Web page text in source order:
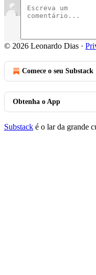
© 2026 Leonardo Dias ·
Comece o seu Substack
Obtenha o App
Substack é o lar da grande